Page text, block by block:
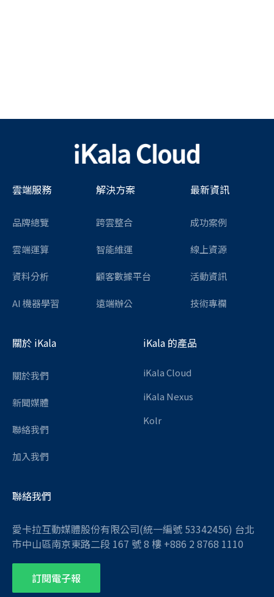
雲端服務
品牌總覽
雲端運算
資料分析
AI 機器學習
解決方案
跨雲整合
智能維運
顧客數據平台
遠端辦公
最新資訊
成功案例
線上資源
活動資訊
技術專欄
關於 iKala
關於我們
新聞媒體
聯絡我們
加入我們
iKala 的產品
iKala Cloud
iKala Nexus
Kolr
聯絡我們
愛卡拉互動媒體股份有限公司(統一編號 53342456) 台北
市中山區南京東路二段 167 號 8 樓 +886 2 8768 1110
訂閱電子報